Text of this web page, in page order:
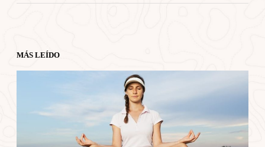
MÁS LEÍDO